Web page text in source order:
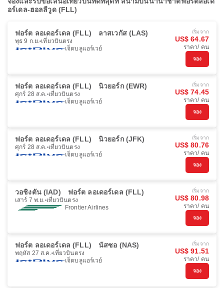
อร์เดล-ฮอลลีวูด (FLL)
ฟอร์ต ลอเดอร์เดล (FLL) ลาสเวกัส (LAS)
พุธ 9 ก.ย. เที่ยวบินตรง
เจ็ตบลูแอร์เวย์
เริ่มจาก
US$ 64.67
ราคา/ คน
จอง
ฟอร์ต ลอเดอร์เดล (FLL) นิวยอร์ก (EWR)
ศุกร์ 28 ส.ค. เที่ยวบินตรง
เจ็ตบลูแอร์เวย์
เริ่มจาก
US$ 74.45
ราคา/ คน
จอง
ฟอร์ต ลอเดอร์เดล (FLL) นิวยอร์ก (JFK)
ศุกร์ 28 ส.ค. เที่ยวบินตรง
เจ็ตบลูแอร์เวย์
เริ่มจาก
US$ 80.76
ราคา/ คน
จอง
วอชิงตัน (IAD) ฟอร์ต ลอเดอร์เดล (FLL)
เสาร์ 7 พ.ย. เที่ยวบินตรง
Frontier Airlines
เริ่มจาก
US$ 80.98
ราคา/ คน
จอง
ฟอร์ต ลอเดอร์เดล (FLL) นัสซอ (NAS)
พฤหัส 27 ส.ค. เที่ยวบินตรง
เจ็ตบลูแอร์เวย์
เริ่มจาก
US$ 91.51
ราคา/ คน
จอง